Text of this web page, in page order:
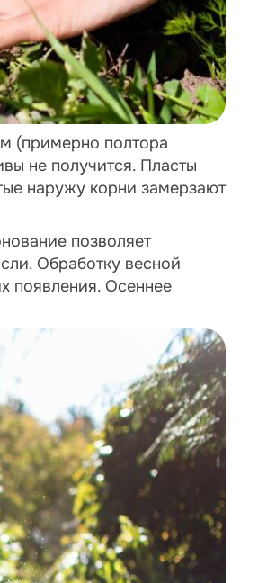
(примерно полтора
не получится. Пласты
наружу корни замерзают
позволяет
Обработку весной
появления. Осеннее